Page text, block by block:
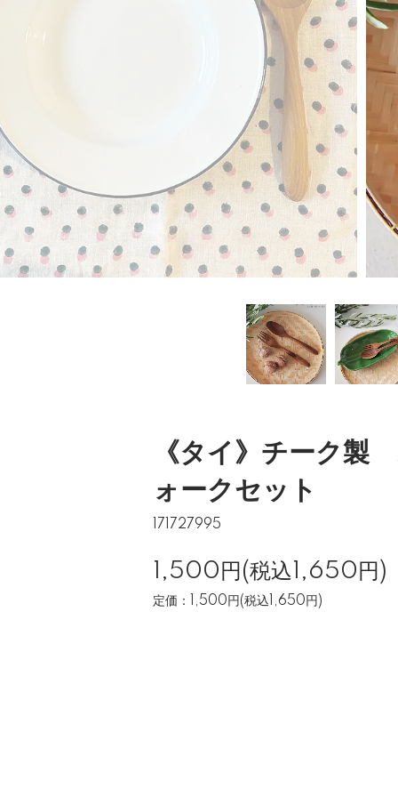
《タイ》チーク製
ォークセット
171727995
1,500円(税込1,650円)
定価：1,500円(税込1,650円)